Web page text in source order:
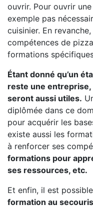
ouvrir. Pour ouvrir
exemple pas
cuisinier. En
compétences de
formations
Étant donné qu’un
reste une
seront aussi utiles.
diplômée dans ce
pour acquérir les
existe aussi les
à renforcer ses
formations pour
ses ressources, etc.
Et enfin, il est
formation au